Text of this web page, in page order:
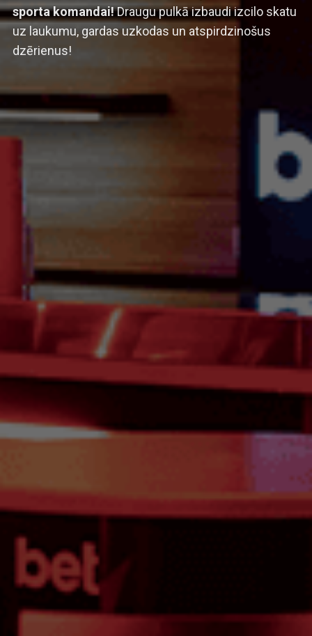
sporta komandai!Draugu pulkā izbaudi izcilo skatu
uz laukumu, gardas uzkodas un atspirdzinošus
dzērienus!